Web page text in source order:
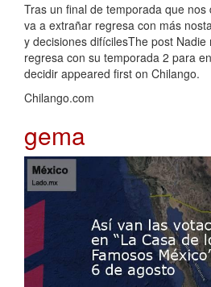
Tras un final de temporada que
va a extrañar regresa con más
y decisiones difícilesThe post
regresa con su temporada 2 para
decidir appeared first on Chilango.
Chilango.com
gema